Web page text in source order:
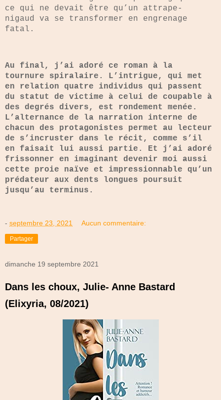
ce qui ne devait être qu’un attrape-
nigaud va se transformer en engrenage
fatal.
Au final, j’ai adoré ce roman à la
tournure spiralaire. L’intrigue, qui met
en relation quatre individus qui passent
du statut de victime à celui de coupable à
des degrés divers, est rondement menée.
L’alternance de la narration interne de
chacun des protagonistes permet au lecteur
de s’incruster dans le récit, comme s’il
en faisait lui aussi partie. Et j’ai adoré
frissonner en imaginant devenir moi aussi
cette proie naïve et impressionnable qu’un
prédateur aux dents longues poursuit
jusqu’au terminus.
- septembre 23, 2021 Aucun commentaire:
Partager
dimanche 19 septembre 2021
Dans les choux, Julie- Anne Bastard
(Elixyria, 08/2021)